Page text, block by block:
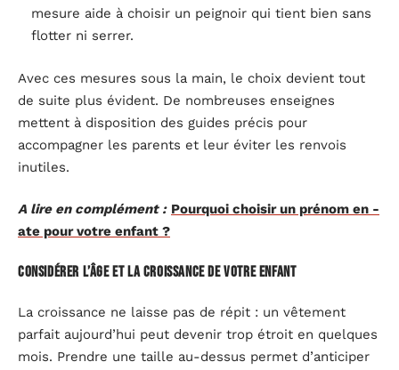
mesure aide à choisir un peignoir qui tient bien sans
flotter ni serrer.
Avec ces mesures sous la main, le choix devient tout
de suite plus évident. De nombreuses enseignes
mettent à disposition des guides précis pour
accompagner les parents et leur éviter les renvois
inutiles.
A lire en complément : Pourquoi choisir un prénom en -
ate pour votre enfant ?
Considérer l’âge et la croissance de votre enfant
La croissance ne laisse pas de répit : un vêtement
parfait aujourd’hui peut devenir trop étroit en quelques
mois. Prendre une taille au-dessus permet d’anticiper